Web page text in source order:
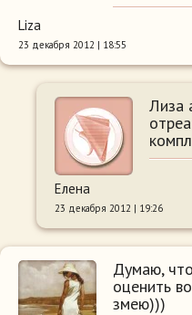
Liza
23 декабря 2012 | 18:55
Лиза
Елена
23 декабря 2012 | 19:26
Думаю,
оценить
змею)))